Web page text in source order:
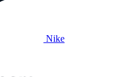
Nike